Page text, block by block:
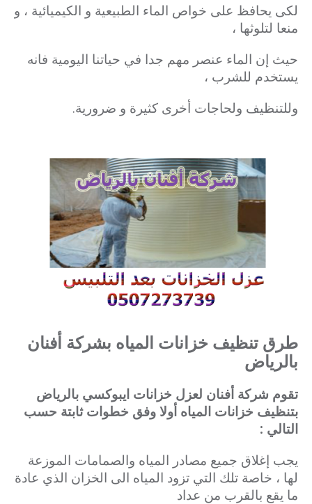
لكى يحافظ على خواص الماء الطبيعية و الكيميائية ، و
منعا لتلوثها ،
حيث إن الماء عنصر مهم جدا في حياتنا اليومية فانه
يستخدم للشرب ،
وللتنظيف ولحاجات أخرى كثيرة و ضرورية.
طرق تنظيف خزانات المياه بشركة أفنان
بالرياض
تقوم شركة أفنان لعزل خزانات ايبوكسي بالرياض
بتنظيف خزانات المياه أولا وفق خطوات ثابتة حسب
التالي :
يجب إغلاق جميع مصادر المياه والصمامات الموزعة
لها ، خاصة تلك التي تزود المياه الى الخزان الذي عادة
ما يقع بالقرب من عداد